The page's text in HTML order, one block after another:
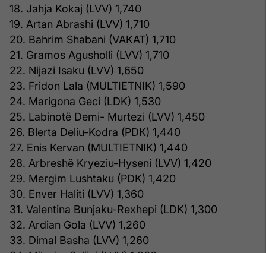
18. Jahja Kokaj (LVV) 1,740
19. Artan Abrashi (LVV) 1,710
20. Bahrim Shabani (VAKAT) 1,710
21. Gramos Agusholli (LVV) 1,710
22. Nijazi Isaku (LVV) 1,650
23. Fridon Lala (MULTIETNIK) 1,590
24. Marigona Geci (LDK) 1,530
25. Labinotë Demi- Murtezi (LVV) 1,450
26. Blerta Deliu-Kodra (PDK) 1,440
27. Enis Kervan (MULTIETNIK) 1,440
28. Arbreshë Kryeziu-Hyseni (LVV) 1,420
29. Mergim Lushtaku (PDK) 1,420
30. Enver Haliti (LVV) 1,360
31. Valentina Bunjaku-Rexhepi (LDK) 1,300
32. Ardian Gola (LVV) 1,260
33. Dimal Basha (LVV) 1,260